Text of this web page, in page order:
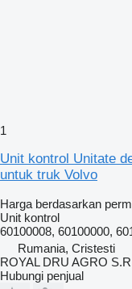
1
Unit kontrol Unitate
untuk truk Volvo
Harga berdasarkan
Unit kontrol
60100008, 60100000,
Rumania, Cristesti
ROYAL DRU AGRO
Hubungi penjual